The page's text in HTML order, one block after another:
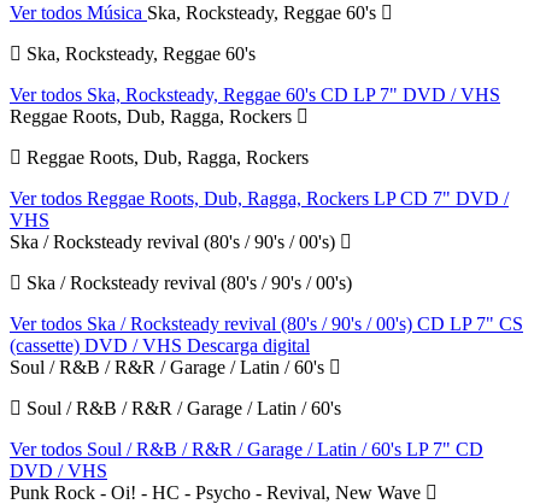
Ver todos Música Ska, Rocksteady, Reggae 60's
Ska, Rocksteady, Reggae 60's
Ver todos Ska, Rocksteady, Reggae 60's CD LP 7" DVD / VHS
Reggae Roots, Dub, Ragga, Rockers
Reggae Roots, Dub, Ragga, Rockers
Ver todos Reggae Roots, Dub, Ragga, Rockers LPCD 7" DVD /
VHS
Ska / Rocksteady revival (80's / 90's / 00's)
Ska / Rocksteady revival (80's / 90's / 00's)
Ver todos Ska / Rocksteady revival (80's / 90's / 00's) CD LP 7" CS
(cassette) DVD / VHS Descarga digital
Soul / R&B / R&R / Garage / Latin / 60's
Soul / R&B / R&R / Garage / Latin / 60's
Ver todos Soul / R&B / R&R / Garage / Latin / 60's LP 7" CD
DVD / VHS
Punk Rock - Oi! - HC - Psycho - Revival, New Wave